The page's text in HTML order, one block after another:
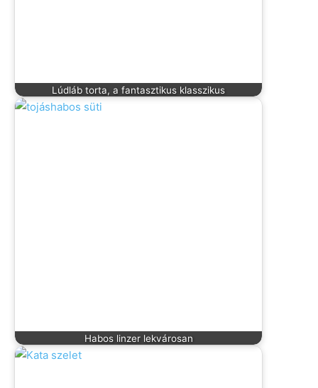
Lúdláb torta, a fantasztikus klasszikus
Habos linzer lekvárosan